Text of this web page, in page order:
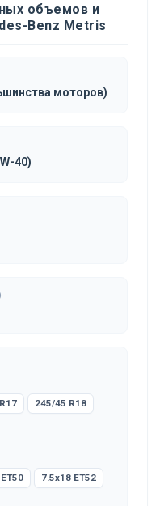
объемов и
Benz Metris
моторов)
40)
245/45 R18
7.5x18 ET52